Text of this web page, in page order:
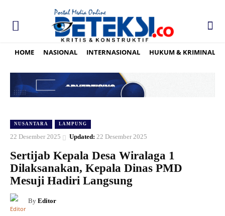
HOME NASIONAL INTERNASIONAL HUKUM & KRIMINAL
NUSANTARA LAMPUNG
22 Desember 2025 Updated: 22 Desember 2025
Sertijab Kepala Desa Wiralaga 1
Dilaksanakan, Kepala Dinas PMD
Mesuji Hadiri Langsung
By Editor